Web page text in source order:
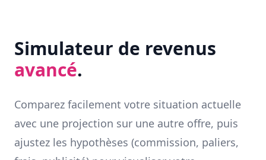
Simulateur de revenus
avancé.
Comparez facilement votre situation actuelle
avec une projection sur une autre offre, puis
ajustez les hypothèses (commission, paliers,